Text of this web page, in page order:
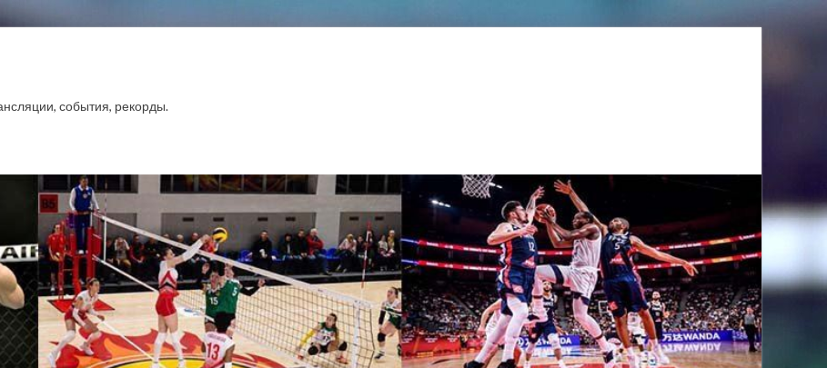
события, рекорды.